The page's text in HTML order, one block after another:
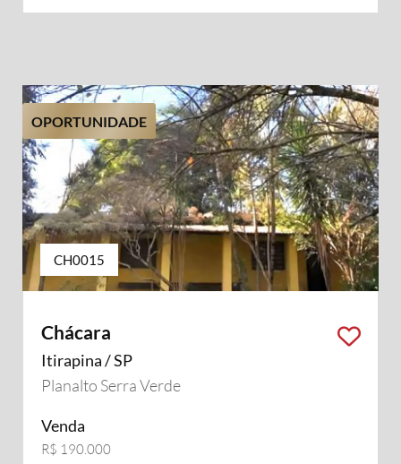
OPORTUNIDADE
CH0015
Chácara
Itirapina / SP
Planalto Serra Verde
Venda
R$ 190.000